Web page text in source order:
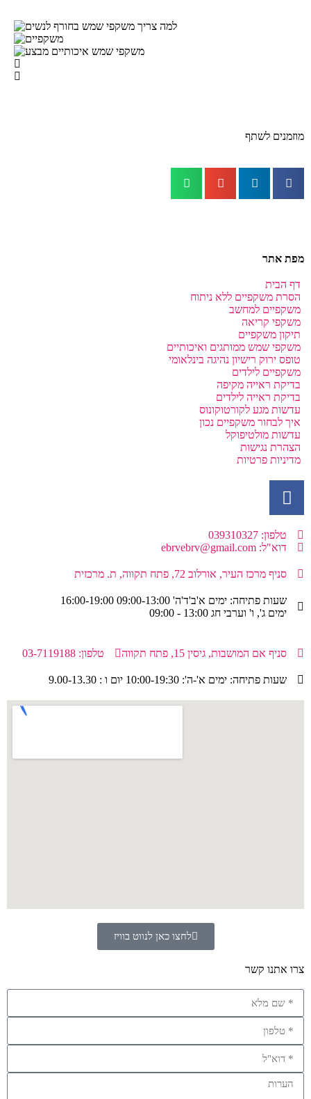
מוזמנים לשתף
מפת אתר
דף הבית
הסרת משקפיים ללא ניתוח
משקפיים למחשב
משקפי קריאה
תיקון משקפיים
משקפי שמש ממותגים ואיכותיים
טופס ירוק רישיון נהיגה בינלאומי
משקפיים לילדים
בדיקת ראייה מקיפה
בדיקת ראייה לילדים
עדשות מגע לקורטוקונוס
איך לבחור משקפיים נכון
עדשות מולטיפוקל
הצהרת נגישות
מדיניות פרטיות
טלפון: 039310327
דוא"ל: ebrvebrv@gmail.com
סניף מרכז העיר, אורלוב 72, פתח תקווה, ת. מרכזית
שעות פתיחה: ימים א'ב'ד'ה' 09:00-13:00 16:00-19:00
ימים ג', ו' וערבי חג 13:00 - 09:00
סניף אם המושבות, גיסין 15, פתח תקווה טלפון: 03-7119188
שעות פתיחה: ימים א'-ה': 10:00-19:30 יום ו : 9.00-13.30
לחצו כאן לנווט בוויז
צרו אתנו קשר